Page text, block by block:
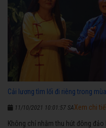
Cải lương tìm lối đi riêng trong
11/10/2021 10:01:57 SA
Không chỉ nhằm thu hút đông
Xem chi